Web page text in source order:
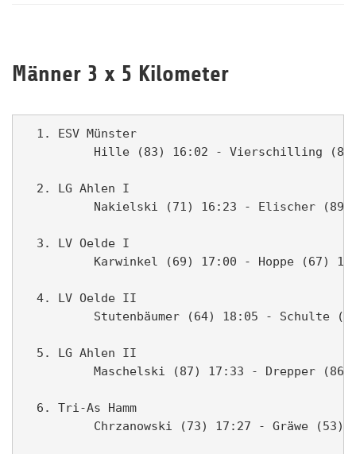
Männer 3 x 5 Kilometer
1. ESV Münster
Hille (83) 16:02 - Vierschilling
2. LG Ahlen I
Nakielski (71) 16:23 - Elischer
3. LV Oelde I
Karwinkel (69) 17:00 - Hoppe (67)
4. LV Oelde II
Stutenbäumer (64) 18:05 - Schulte
5. LG Ahlen II
Maschelski (87) 17:33 - Drepper
6. Tri-As Hamm
Chrzanowski (73) 17:27 - Gräwe (53)